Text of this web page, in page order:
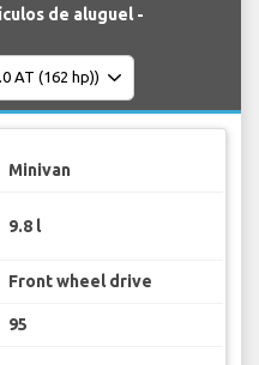
de aluguel -
Minivan
9.8 l
Front wheel drive
95